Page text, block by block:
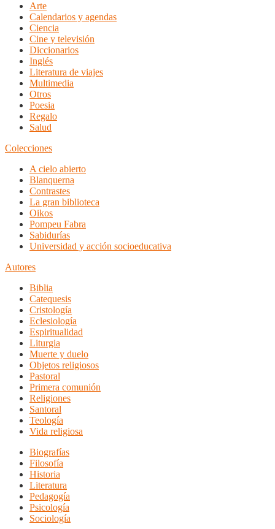
Arte
Calendarios y agendas
Ciencia
Cine y televisión
Diccionarios
Inglés
Literatura de viajes
Multimedia
Otros
Poesia
Regalo
Salud
Colecciones
A cielo abierto
Blanquerna
Contrastes
La gran biblioteca
Oikos
Pompeu Fabra
Sabidurías
Universidad y acción socioeducativa
Autores
Biblia
Catequesis
Cristología
Eclesiología
Espiritualidad
Liturgia
Muerte y duelo
Objetos religiosos
Pastoral
Primera comunión
Religiones
Santoral
Teología
Vida religiosa
Biografías
Filosofía
Historia
Literatura
Pedagogía
Psicología
Sociología